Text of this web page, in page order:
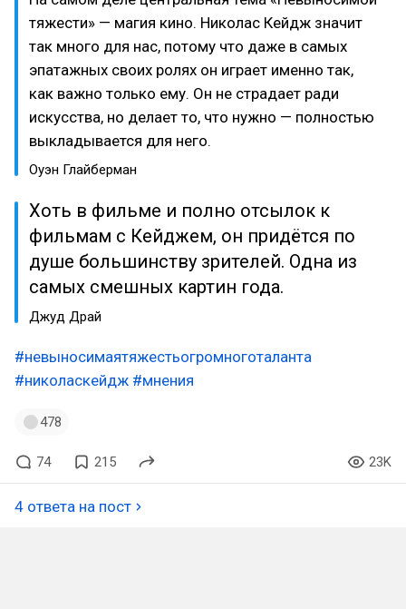
тяжести» — магия кино. Николас Кейдж значит
так много для нас, потому что даже в самых
эпатажных своих ролях он играет именно так,
как важно только ему. Он не страдает ради
искусства, но делает то, что нужно — полностью
выкладывается для него.
Оуэн Глайберман
Хоть в фильме и полно отсылок к
фильмам с Кейджем, он придётся по
душе большинству зрителей. Одна из
самых смешных картин года.
Джуд Драй
#невыносимаятяжестьогромноготаланта
#николаскейдж #мнения
478
74 215 23K
4 ответа на пост